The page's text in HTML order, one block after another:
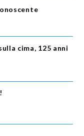
cima, 125 anni